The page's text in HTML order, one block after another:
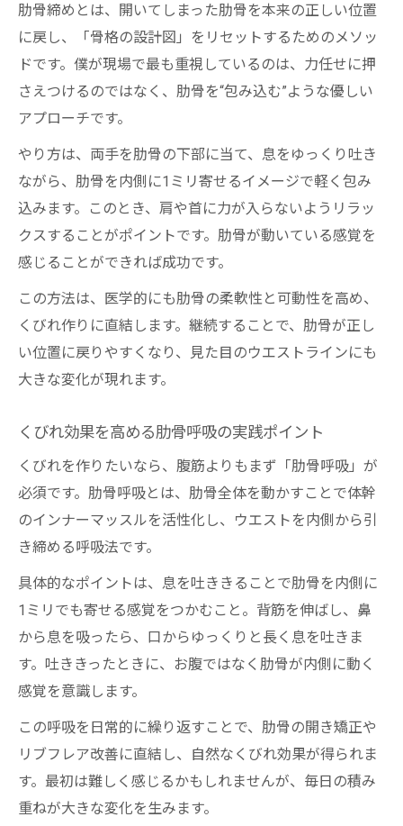
肋骨締めとは、開いてしまった肋骨を本来の正しい位置
に戻し、「骨格の設計図」をリセットするためのメソッ
ドです。僕が現場で最も重視しているのは、力任せに押
さえつけるのではなく、肋骨を“包み込む”ような優しい
アプローチです。
やり方は、両手を肋骨の下部に当て、息をゆっくり吐き
ながら、肋骨を内側に1ミリ寄せるイメージで軽く包み
込みます。このとき、肩や首に力が入らないようリラッ
クスすることがポイントです。肋骨が動いている感覚を
感じることができれば成功です。
この方法は、医学的にも肋骨の柔軟性と可動性を高め、
くびれ作りに直結します。継続することで、肋骨が正し
い位置に戻りやすくなり、見た目のウエストラインにも
大きな変化が現れます。
くびれ効果を高める肋骨呼吸の実践ポイント
くびれを作りたいなら、腹筋よりもまず「肋骨呼吸」が
必須です。肋骨呼吸とは、肋骨全体を動かすことで体幹
のインナーマッスルを活性化し、ウエストを内側から引
き締める呼吸法です。
具体的なポイントは、息を吐ききることで肋骨を内側に
1ミリでも寄せる感覚をつかむこと。背筋を伸ばし、鼻
から息を吸ったら、口からゆっくりと長く息を吐きま
す。吐ききったときに、お腹ではなく肋骨が内側に動く
感覚を意識します。
この呼吸を日常的に繰り返すことで、肋骨の開き矯正や
リブフレア改善に直結し、自然なくびれ効果が得られま
す。最初は難しく感じるかもしれませんが、毎日の積み
重ねが大きな変化を生みます。